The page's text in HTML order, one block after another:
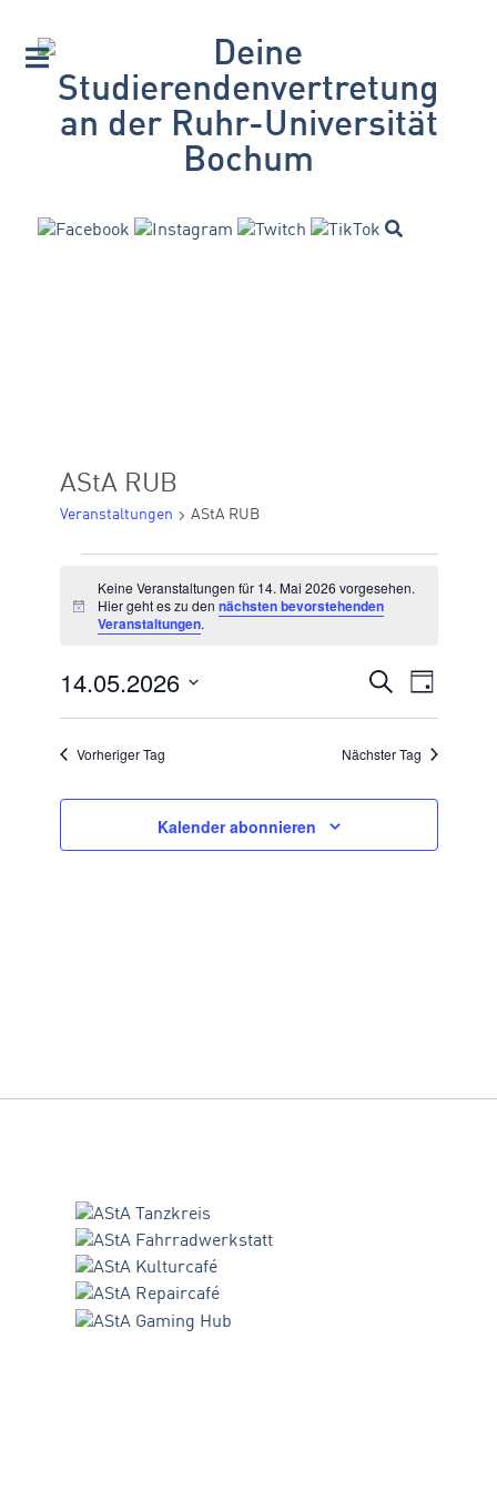
AStA RUB
Veranstaltungen AStA RUB
FÜR
MAI
2026
Hinweis
Keine Veranstaltungen für 14. Mai 2026 vorgesehen.
Hier geht es zu den nächsten bevorstehenden
Veranstaltungen.
SUCHE
UND
Suche
Tag
14.05.2026
Vorheriger Tag Nächster Tag
Kalender abonnieren